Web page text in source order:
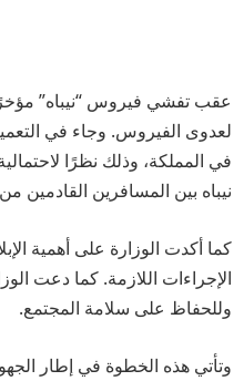
عقب تفشي فيروس “نيباه” مؤخرًا
لعدوى الفيروس. وجاء في
في المملكة، وذلك نظرًا
نيباه بين المسافرين القادمين
كما أكدت الوزارة على أهمية
وللحفاظ على سلامة المجتمع.
وتأتي هذه الخطوة في إطار